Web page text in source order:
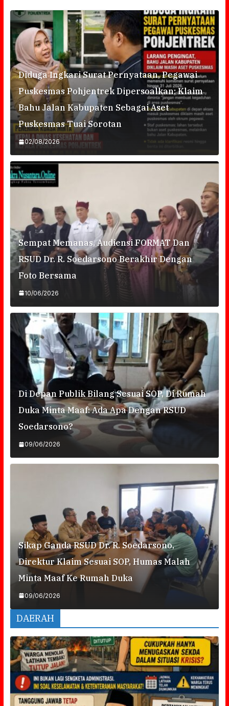
Diduga Ingkari Surat Pernyataan, Pegawai
Puskesmas Pohjentrek Dipersoalkan; Klaim
Bahu Jalan Kabupaten Sebagai Aset
Puskesmas Tuai Sorotan
02/08/2026
Sempat Memanas, Audiensi FORMAT Dan
RSUD Dr. R. Soedarsono Berakhir Dengan
Foto Bersama
10/06/2026
Di Depan Publik Bilang Sesuai SOP, Di Rumah
Duka Minta Maaf: Ada Apa Dengan RSUD
Soedarsono?
09/06/2026
Sikap Ganda RSUD Dr. R. Soedarsono,
Direktur Klaim Sesuai SOP, Humas Malah
Minta Maaf Ke Rumah Duka
09/06/2026
DAERAH